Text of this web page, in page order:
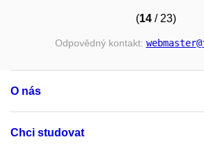
(14 / 23)
Odpovědný kontakt: webmaster
O nás
Chci studovat